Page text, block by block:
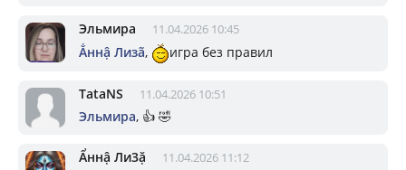
Эльмира 11.04.2026 10:45
Ẳннậ Лизã, игра без правил
TataNS 11.04.2026 10:51
Эльмира, 👍 🤣
Ẩннậ Ли3ặ 11.04.2026 11:12